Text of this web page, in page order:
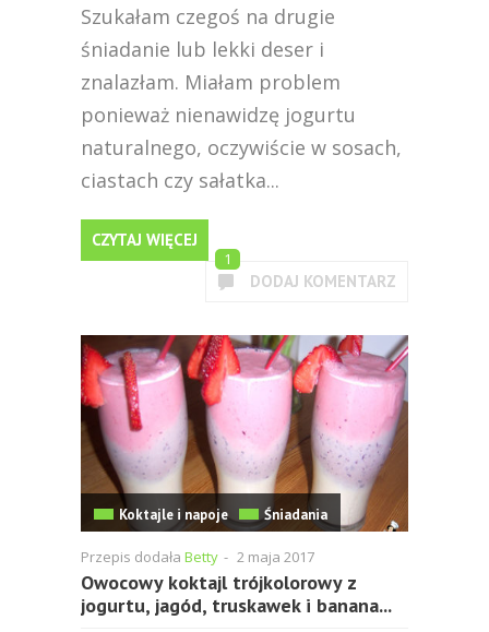
Szukałam czegoś na drugie
śniadanie lub lekki deser i
znalazłam. Miałam problem
ponieważ nienawidzę jogurtu
naturalnego, oczywiście w sosach,
ciastach czy sałatka...
CZYTAJ WIĘCEJ
1
DODAJ KOMENTARZ
Koktajle i napoje Śniadania
Przepis dodała Betty - 2 maja 2017
Owocowy koktajl trójkolorowy z
jogurtu, jagód, truskawek i banana...